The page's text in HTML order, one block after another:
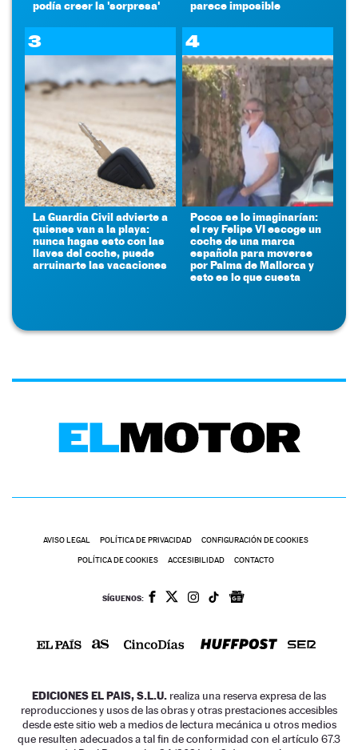
podía creer la 'sorpresa'
parece imposible
3
La Guardia Civil advierte a
quienes van a la playa:
nunca hagas esto con las
llaves del coche, puede
arruinarte las vacaciones
4
Pocos se lo imaginarían:
el rey Felipe VI escoge un
coche de una marca
española para moverse
por Palma de Mallorca y
esto es lo que cuesta
AVISO LEGAL POLÍTICA DE PRIVACIDAD CONFIGURACIÓN DE COOKIES
POLÍTICA DE COOKIES ACCESIBILIDAD CONTACTO
SÍGUENOS:
EDICIONES EL PAIS, S.L.U. realiza una reserva expresa de las
reproducciones y usos de las obras y otras prestaciones accesibles
desde este sitio web a medios de lectura mecánica u otros medios
que resulten adecuados a tal fin de conformidad con el artículo 67.3